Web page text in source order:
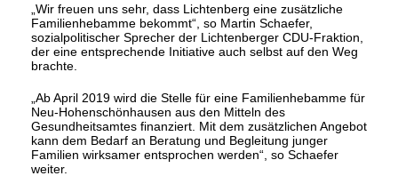
Wir freuen uns sehr, dass Lichtenberg eine zusätzliche
Familienhebamme bekommt“, so Martin Schaefer,
sozialpolitischer Sprecher der Lichtenberger CDU-Fraktion,
der eine entsprechende Initiative auch selbst auf den Weg
brachte.
Ab April 2019 wird die Stelle für eine Familienhebamme für
Neu-Hohenschönhausen aus den Mitteln des
Gesundheitsamtes finanziert. Mit dem zusätzlichen Angebot
kann dem Bedarf an Beratung und Begleitung junger
Familien wirksamer entsprochen werden“, so Schaefer
weiter.